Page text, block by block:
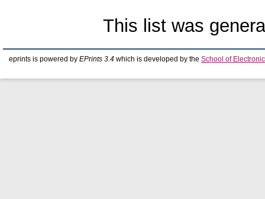
This list was
eprints is powered by EPrints 3.4 which is developed by the School of